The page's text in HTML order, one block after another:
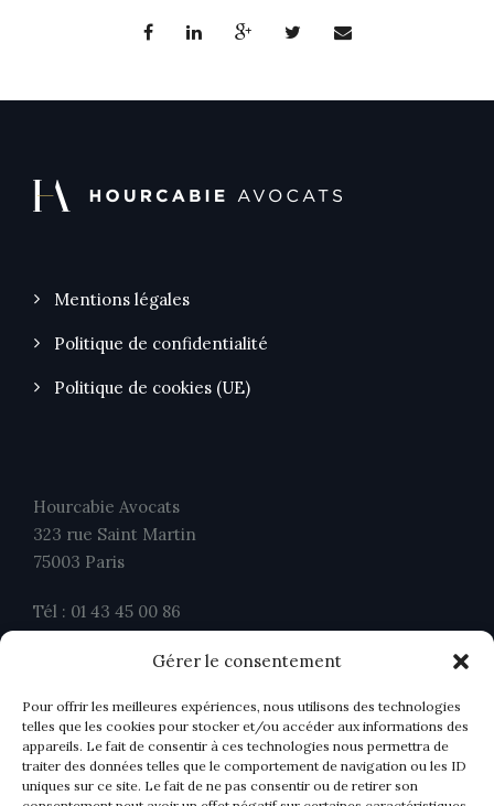
Gérer le consentement
Pour offrir les meilleures expériences, nous utilisons des technologies
telles que les cookies pour stocker et/ou accéder aux informations des
appareils. Le fait de consentir à ces technologies nous permettra de
traiter des données telles que le comportement de navigation ou les ID
uniques sur ce site. Le fait de ne pas consentir ou de retirer son
Mentions légales
Politique de confidentialité
Politique de cookies (UE)
Hourcabie Avocats
323 rue Saint Martin
75003 Paris
Tél : 01 43 45 00 86
contact@ahavocats.fr